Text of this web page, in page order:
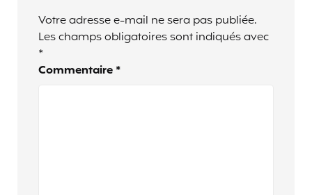
Votre adresse e-mail ne sera pas publiée.
Les champs obligatoires sont indiqués avec
*
Commentaire *